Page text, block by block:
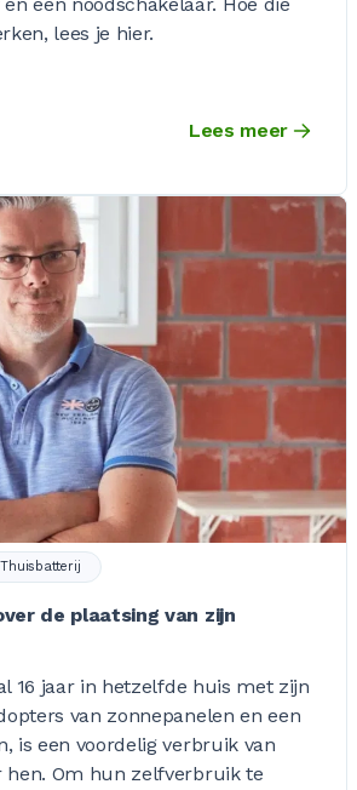
lees je hier.
Lees meer
Thuisbatterij
de plaatsing van zijn
16 jaar in hetzelfde huis met zijn
van zonnepanelen en een
is een voordelig verbruik van
hen. Om hun zelfverbruik te